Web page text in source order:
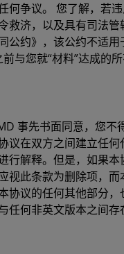
何争议。 您了解，若
救济，以及具有司法
公约》，该公约不适
与您就“材料”达成的
事先书面同意，您不
议在双方之间建立任
行解释。但是，如果
视此条款为删除项，
协议的任何其他部分
任何非英文版本之间